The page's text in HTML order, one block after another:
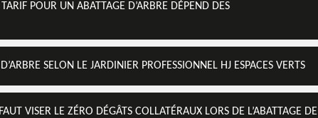
POUR UN ABATTAGE D’ARBRE DÉPEND DES
SELON LE JARDINIER PROFESSIONNEL HJ ESPACES VERTS
VISER LE ZÉRO DÉGÂTS COLLATÉRAUX LORS DE L’ABATTAGE DE